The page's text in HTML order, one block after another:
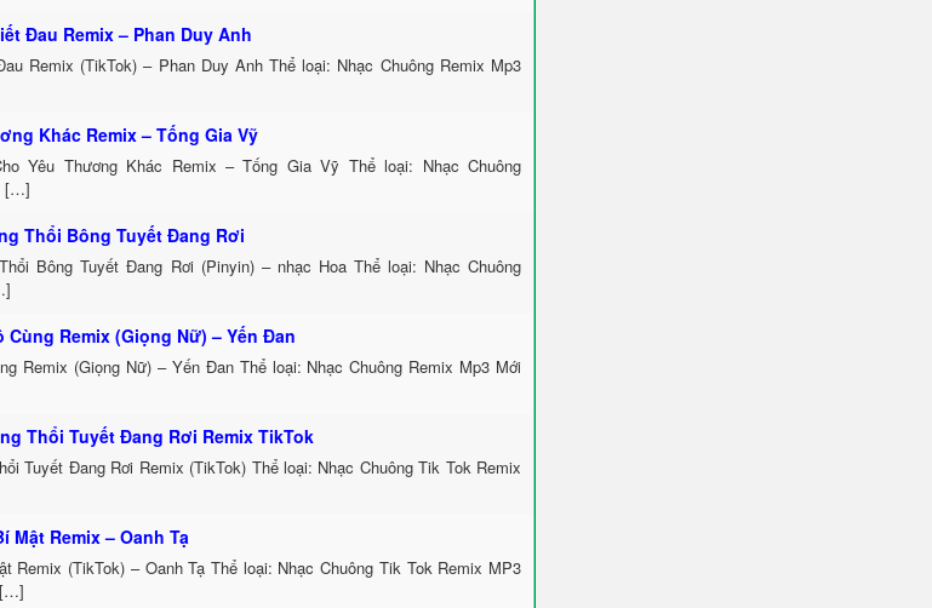
Đau Remix – Phan Duy Anh
Remix (TikTok) – Phan Duy Anh Thể loại: Nhạc Chuông Remix Mp3
Khác Remix – Tống Gia Vỹ
Yêu Thương Khác Remix – Tống Gia Vỹ Thể loại: Nhạc Chuông
[…]
Thổi Bông Tuyết Đang Rơi
Bông Tuyết Đang Rơi (Pinyin) – nhạc Hoa Thể loại: Nhạc Chuông
Remix (Giọng Nữ) – Yến Đan
Remix (Giọng Nữ) – Yến Đan Thể loại: Nhạc Chuông Remix Mp3 Mới
Thổi Tuyết Đang Rơi Remix TikTok
Tuyết Đang Rơi Remix (TikTok) Thể loại: Nhạc Chuông Tik Tok Remix
Mật Remix – Oanh Tạ
Remix (TikTok) – Oanh Tạ Thể loại: Nhạc Chuông Tik Tok Remix MP3
[…]